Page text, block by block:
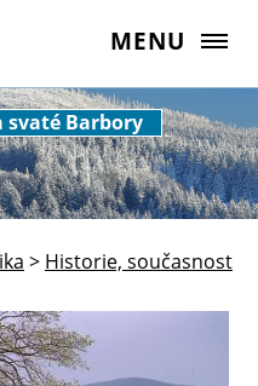
MENU
svaté Barbory
> Historie, současnost